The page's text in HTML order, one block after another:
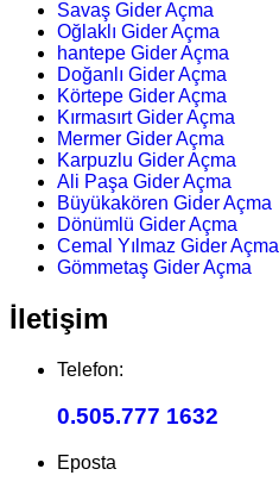
Savaş Gider Açma
Oğlaklı Gider Açma
hantepe Gider Açma
Doğanlı Gider Açma
Körtepe Gider Açma
Kırmasırt Gider Açma
Mermer Gider Açma
Karpuzlu Gider Açma
Ali Paşa Gider Açma
Büyükakören Gider Açma
Dönümlü Gider Açma
Cemal Yılmaz Gider Açma
Gömmetaş Gider Açma
İletişim
Telefon:
0.505.777 1632
Eposta